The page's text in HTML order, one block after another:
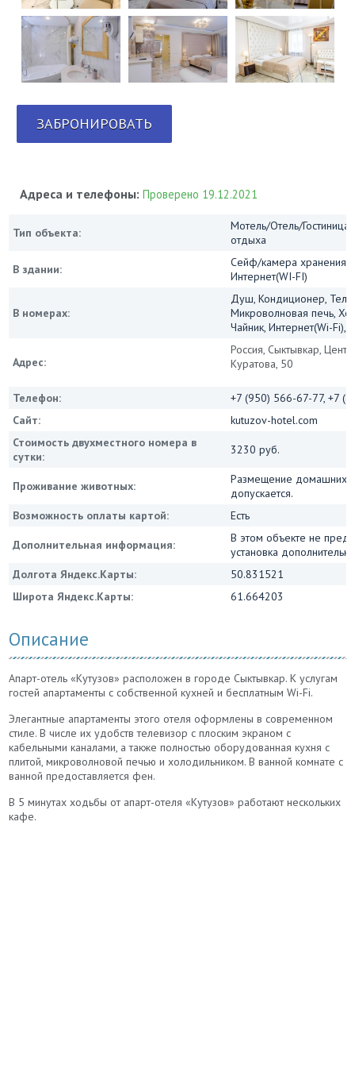
ЗАБРОНИРОВАТЬ
Адреса и телефоны:Проверено 19.12.2021
Тип объекта:
Мотель/Отель/
отдыха
В здании:
Сейф/камера хранения,
Интернет(WI-FI)
В номерах:
Душ, Кондиционер,
Микроволновая печь,
Чайник, Интернет(Wi-Fi),
Адрес:
Россия, Сыктывкар,
Куратова, 50
Телефон:
+7 (950) 566-67-77, +7
Сайт:
kutuzov-hotel.com
Стоимость двухместного номера в
сутки:
3230 руб.
Проживание животных:
Размещение домашних
допускается.
Возможность оплаты картой:
Есть
Дополнительная информация:
В этом объекте не
установка
Долгота Яндекс.Карты:
50.831521
Широта Яндекс.Карты:
61.664203
Описание
Апарт-отель «Кутузов» расположен в городе Сыктывкар. К услугам
гостей апартаменты с собственной кухней и бесплатным Wi-Fi.
Элегантные апартаменты этого отеля оформлены в современном
стиле. В числе их удобств телевизор с плоским экраном с
кабельными каналами, а также полностью оборудованная кухня с
плитой, микроволновой печью и холодильником. В ванной комнате с
ванной предоставляется фен.
В 5 минутах ходьбы от апарт-отеля «Кутузов» работают нескольких
кафе.